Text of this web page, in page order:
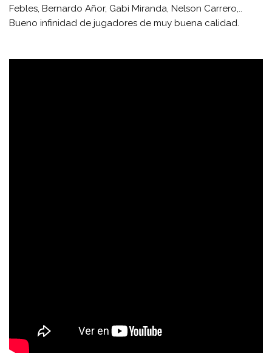
Febles, Bernardo Añor, Gabi Miranda, Nelson Carrero,..
Bueno infinidad de jugadores de muy buena calidad.